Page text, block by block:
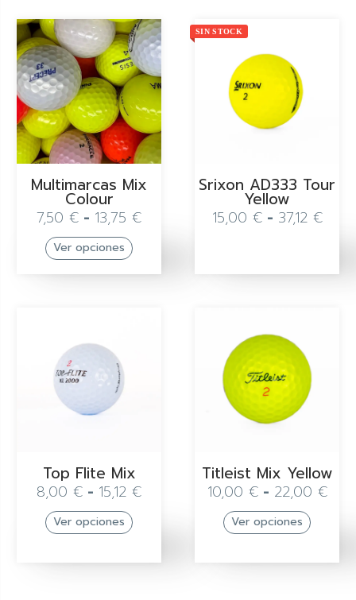
Multimarcas Mix
Colour
7,50 € - 13,75 €
Ver opciones
SIN STOCK
Srixon AD333 Tour
Yellow
15,00 € - 37,12 €
Top Flite Mix
8,00 € - 15,12 €
Ver opciones
Titleist Mix Yellow
10,00 € - 22,00 €
Ver opciones